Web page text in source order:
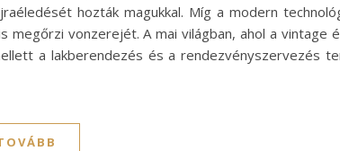
hozták magukkal. Míg a modern
vonzerejét. A mai világban, ahol a vintage
a lakberendezés és a rendezvényszervezés